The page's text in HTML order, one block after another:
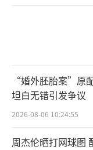
29日，要求兰
道歉行为。到
于10月17日向
户。从申请账
“婚外胚胎案”原
坦白无错引发争议
2026-08-06 10:24:55
周杰伦晒打网球图